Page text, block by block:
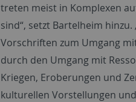
treten meist in Komplexen
sind“, setzt Bartelheim
Vorschriften zum Umgang
durch den Umgang mit
Kriegen, Eroberungen und
kulturellen Vorstellungen